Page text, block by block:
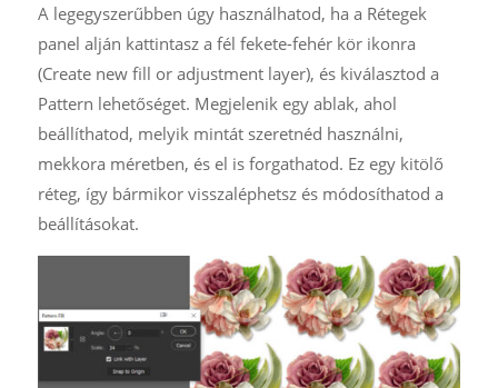
A legegyszerűbben úgy használhatod, ha a Rétegek
panel alján kattintasz a fél fekete-fehér kör ikonra
(Create new fill or adjustment layer), és kiválasztod a
Pattern lehetőséget. Megjelenik egy ablak, ahol
beállíthatod, melyik mintát szeretnéd használni,
mekkora méretben, és el is forgathatod. Ez egy kitölő
réteg, így bármikor visszaléphetsz és módosíthatod a
beállításokat.